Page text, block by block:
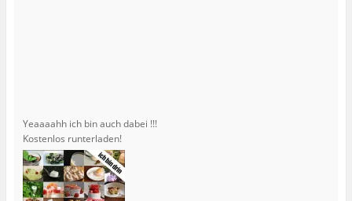
Yeaaaahh ich bin auch dabei !!!
Kostenlos runterladen!